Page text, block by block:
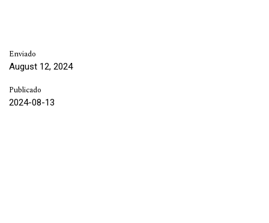
Enviado
August 12, 2024
Publicado
2024-08-13